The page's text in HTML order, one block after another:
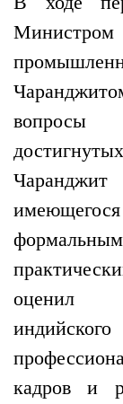
Министром
вопросы
оценил
кадров и